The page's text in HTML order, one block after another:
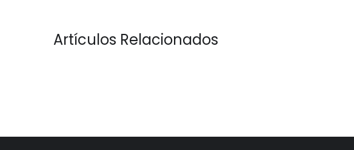
Artículos Relacionados